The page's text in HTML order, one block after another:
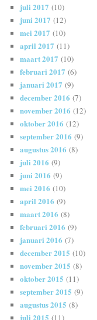
juli 2017 (10)
juni 2017 (12)
mei 2017 (10)
april 2017 (11)
maart 2017 (10)
februari 2017 (6)
januari 2017 (9)
december 2016 (7)
november 2016 (12)
oktober 2016 (12)
september 2016 (9)
augustus 2016 (8)
juli 2016 (9)
juni 2016 (9)
mei 2016 (10)
april 2016 (9)
maart 2016 (8)
februari 2016 (9)
januari 2016 (7)
december 2015 (10)
november 2015 (8)
oktober 2015 (11)
september 2015 (9)
augustus 2015 (8)
juli 2015 (11)